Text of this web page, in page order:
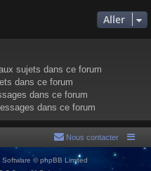
Aller
sujets dans ce forum
dans ce forum
dans ce forum
dans ce forum
Nous contacter
Software © phpBB Limited